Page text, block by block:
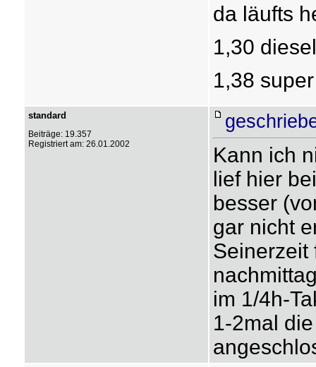
da läufts
1,30 diesel
1,38 super
standard
Beiträge: 19.357
Registriert am: 26.01.2002
Kann ich
lief hier
besser
gar nicht
Seinerzeit
im 1/4h-
1-2mal